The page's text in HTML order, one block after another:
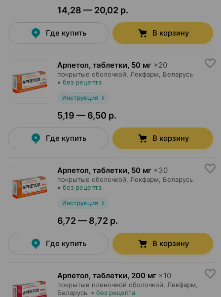
14,28 — 20,02 р.
Где купить В корзину
Арпетол, таблетки, 50 мг ×20
покрытые оболочкой, Лекфарм , Беларусь
• без рецепта
Инструкция
5,19 — 6,50 р.
Где купить В корзину
Арпетол, таблетки, 50 мг ×30
покрытые оболочкой, Лекфарм , Беларусь
• без рецепта
Инструкция
6,72 — 8,72 р.
Где купить В корзину
Арпетол, таблетки, 200 мг ×10
покрытые пленочной оболочкой, Лекфарм
Беларусь • без рецепта